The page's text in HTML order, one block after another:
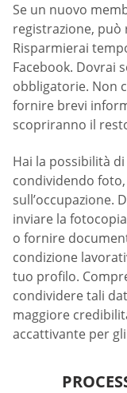
Se un nuovo
registrazione, può
Risparmierai
Facebook. Dovrai
obbligatorie. Non
fornire brevi
scopriranno il
Hai la possibilità
condividendo
sull’occupazione.
inviare la
o fornire
condizione
tuo profilo.
condividere tali
maggiore
accattivante per